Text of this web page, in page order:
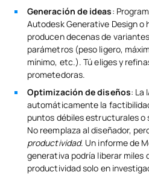
Generación de ideas:
Autodesk Generative Design o
producen decenas de
parámetros (peso ligero,
mínimo, etc.). Tú eliges y
prometedoras.
Optimización de diseños: La
automáticamente la
puntos débiles estructurales o
No reemplaza al diseñador,
productividad. Un informe de
generativa podría liberar miles
productividad solo en